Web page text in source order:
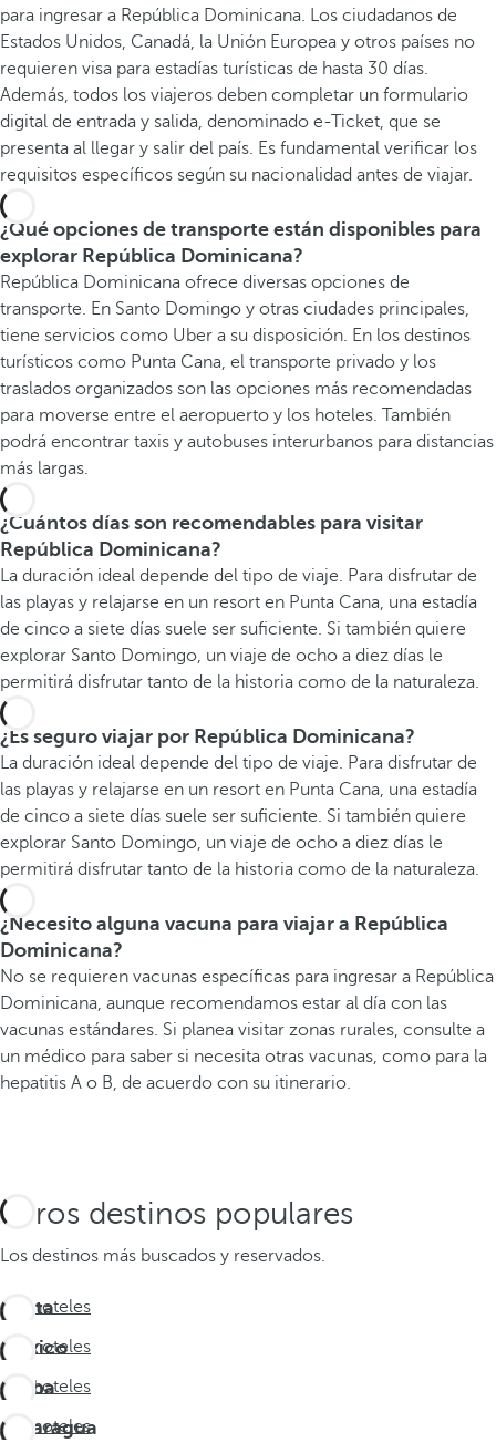
para ingresar a República Dominicana. Los ciudadanos de
Estados Unidos, Canadá, la Unión Europea y otros países no
requieren visa para estadías turísticas de hasta 30 días.
Además, todos los viajeros deben completar un formulario
digital de entrada y salida, denominado e-Ticket, que se
presenta al llegar y salir del país. Es fundamental verificar los
requisitos específicos según su nacionalidad antes de viajar.
¿Qué opciones de transporte están disponibles para
explorar República Dominicana?
República Dominicana ofrece diversas opciones de
transporte. En Santo Domingo y otras ciudades principales,
tiene servicios como Uber a su disposición. En los destinos
turísticos como Punta Cana, el transporte privado y los
traslados organizados son las opciones más recomendadas
para moverse entre el aeropuerto y los hoteles. También
podrá encontrar taxis y autobuses interurbanos para distancias
más largas.
¿Cuántos días son recomendables para visitar
República Dominicana?
La duración ideal depende del tipo de viaje. Para disfrutar de
las playas y relajarse en un resort en Punta Cana, una estadía
de cinco a siete días suele ser suficiente. Si también quiere
explorar Santo Domingo, un viaje de ocho a diez días le
permitirá disfrutar tanto de la historia como de la naturaleza.
¿Es seguro viajar por República Dominicana?
La duración ideal depende del tipo de viaje. Para disfrutar de
las playas y relajarse en un resort en Punta Cana, una estadía
de cinco a siete días suele ser suficiente. Si también quiere
explorar Santo Domingo, un viaje de ocho a diez días le
permitirá disfrutar tanto de la historia como de la naturaleza.
¿Necesito alguna vacuna para viajar a República
Dominicana?
No se requieren vacunas específicas para ingresar a República
Dominicana, aunque recomendamos estar al día con las
vacunas estándares. Si planea visitar zonas rurales, consulte a
un médico para saber si necesita otras vacunas, como para la
hepatitis A o B, de acuerdo con su itinerario.
Otros destinos populares
Los destinos más buscados y reservados.
Costa
Rica
Ver hoteles
México
Ver hoteles
Aruba
Ver hoteles
Nicaragua
Ver hoteles